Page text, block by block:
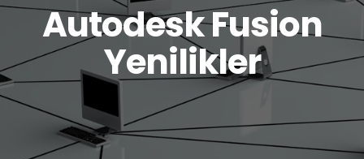
Autodesk Fusion
Yenilikler